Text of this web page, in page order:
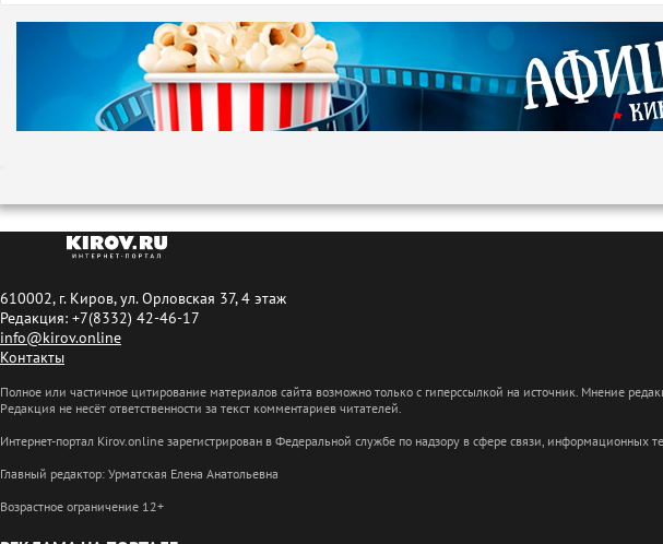
610002, г. Киров, ул. Орловская 37, 4 этаж
Редакция: +7(8332) 42-46-17
info@kirov.online
Контакты
Полное или частичное цитирование материалов сайта возможно только с гиперссылкой на источник. Мнение
Редакция не несёт ответственности за текст комментариев читателей.
Интернет-портал Kirov.online зарегистрирован в Федеральной службе по надзору в сфере связи,
Главный редактор: Урматская Елена Анатольевна
Возрастное ограничение 12+